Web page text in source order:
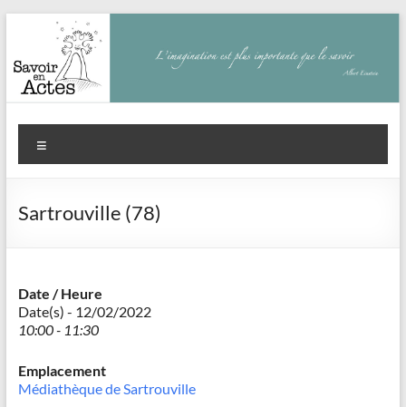
contenu
Savoir
en
actes
Cazeneuve
Sartrouville (78)
Date / Heure
Date(s) - 12/02/2022
10:00 - 11:30
Emplacement
Médiathèque de Sartrouville